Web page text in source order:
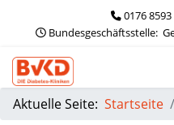
0176
Bundesgeschäftsstelle:
Aktuelle Seite: Startseite